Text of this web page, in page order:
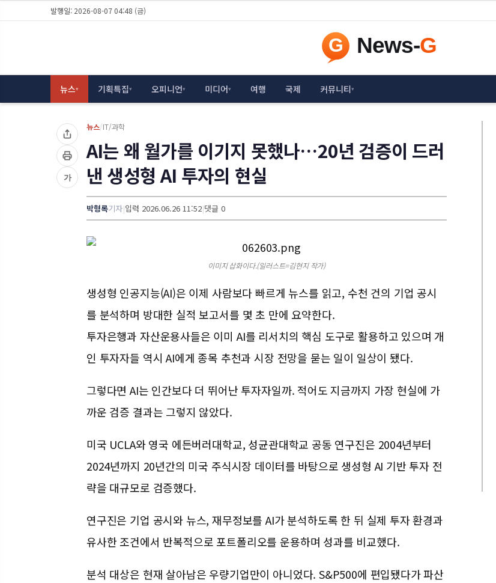
발행일: 2026-08-07 04:48 (금)
뉴스▾ 기획특집▾ 오피니언▾ 미디어▾ 여행 국제 커뮤니티▾
가
뉴스/IT/과학
AI는 왜 월가를 이기지 못했나…20년 검증이 드러
낸 생성형 AI 투자의 현실
박형록기자|입력 2026.06.26 11:52|댓글 0
이미지 삽화이다.(일러스트=김현지 작가)
생성형 인공지능(AI)은 이제 사람보다 빠르게 뉴스를 읽고, 수천 건의 기업 공시
를 분석하며 방대한 실적 보고서를 몇 초 만에 요약한다.
투자은행과 자산운용사들은 이미 AI를 리서치의 핵심 도구로 활용하고 있으며 개
인 투자자들 역시 AI에게 종목 추천과 시장 전망을 묻는 일이 일상이 됐다.
그렇다면 AI는 인간보다 더 뛰어난 투자자일까. 적어도 지금까지 가장 현실에 가
까운 검증 결과는 그렇지 않았다.
미국 UCLA와 영국 에든버러대학교, 성균관대학교 공동 연구진은 2004년부터
2024년까지 20년간의 미국 주식시장 데이터를 바탕으로 생성형 AI 기반 투자 전
략을 대규모로 검증했다.
연구진은 기업 공시와 뉴스, 재무정보를 AI가 분석하도록 한 뒤 실제 투자 환경과
유사한 조건에서 반복적으로 포트폴리오를 운용하며 성과를 비교했다.
분석 대상은 현재 살아남은 우량기업만이 아니었다. S&P500에 편입됐다가 파산